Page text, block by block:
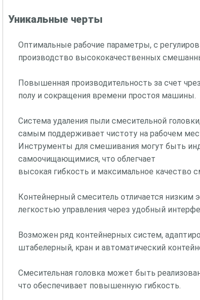
Уникальные черты
Оптимальные рабочие параметры, с
производство высококачественных
Повышенная производительность за счет
полу и сокращения времени простоя машины.
Система удаления пыли смесительной
самым поддерживает чистоту на рабочем
Инструменты для смешивания могут быть
самоочищающимися, что облегчает
высокая гибкость и максимальное качество
Контейнерный смеситель отличается низким
легкостью управления через удобный
Возможен ряд контейнерных систем,
штабелерный, кран и автоматический
Смесительная головка может быть
что обеспечивает повышенную гибкость.